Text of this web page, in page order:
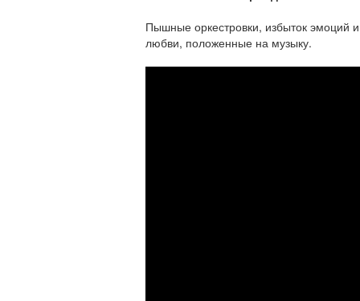
Пышные оркестровки, избыток эмоций
любви, положенные на музыку.